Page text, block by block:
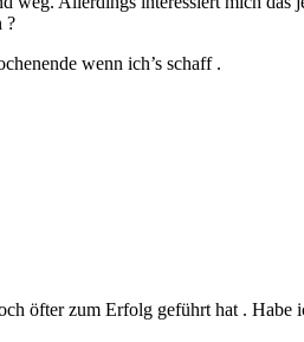
?
wenn ich’s schaff .
öfter zum Erfolg geführt hat .